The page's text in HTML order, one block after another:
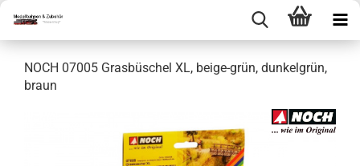
NOCH 07005 Grasbüschel XL, beige-grün, dunkelgrün,
braun